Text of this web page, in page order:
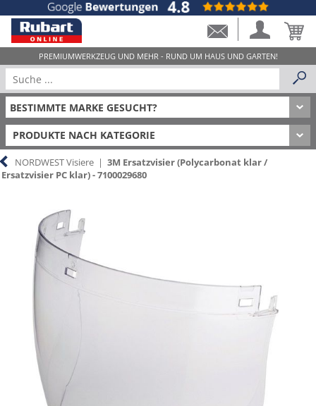
PRODUKTE NACH KATEGORIE
NORDWEST Visiere |3M Ersatzvisier (Polycarbonat klar /
Ersatzvisier PC klar) - 7100029680